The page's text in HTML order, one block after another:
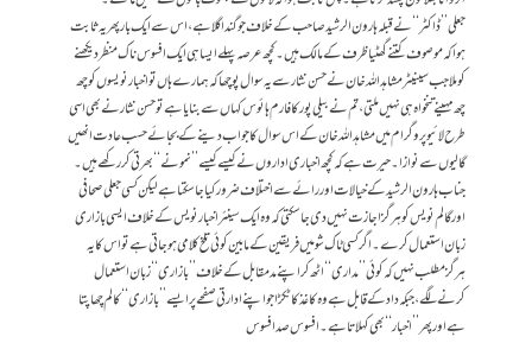
جعلی’’ڈاکٹر‘‘ نے قبلہ ہارون الرشید صاحب کے خلاف جو گند اگلا ہے، اس سے ایک بار پھر یہ ثابت
ہوا کہ موصوف کتنے گھٹیا ظرف کے مالک ہیں۔کچھ عرصہ پہلے ایسا ہی ایک افسوس ناک منظر دیکھنے
کو ملا جب سینیٹر مشاہد اللہ خان نے حسن نثار سے یہ سوال پوچھا کہ ہمارے ہاں تو اخبار نویسوں کو چھ
چھ مہینے تنخواہ ہی نہیں ملتی، تم نے بیلی پور کا فارم ہائوس کہاں سے بنایا ہے تو حسن نثار نے بھی اسی
طرح لائیو پروگرام میں مشاہد اللہ خان کے اس سوال کا جواب دینے کے بجائے حسب عادت انھیں
گالیوں سے نوازا۔حیرت ہے کہ کچھ اخباری اداروں نے کیسے کیسے ’’نمونے‘‘ بھرتی کر رکھے ہیں۔
جناب ہارون الرشید کے خیالات اور رائے سے اختلاف ضرور کیا جا سکتا ہے لیکن کسی جعلی صحافی
اور گالم نویس کو ہرگز اجازت نہیں دی جا سکتی کہ وہ ایک سینئر اخبار نویس کے خلاف ایسی بازاری
زبان استعمال کرے۔ اگر کسی ٹاک شو میں فریقین کے مابین کوئی تلخ کلامی ہو جاتی ہے تواس کا یہ
ہرگز مطلب نہیں کہ کوئی ’’مداری‘‘ اٹھ کر اپنے مدمقابل کے خلاف ’’بازاری‘‘ زبان استعمال
کرنے لگے، جبکہ داد کے قابل ہے وہ کاغذ کا ٹکڑا جو اپنے ادارتی صفحے پر ایسے ’’بازاری‘‘ کالم چھاپتا
ہے اور پھر ’’اخبار‘‘ بھی کہلاتا ہے۔ افسوس صد افسوس